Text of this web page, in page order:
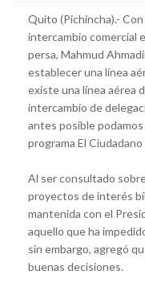
Quito (Pichincha).-
intercambio comercial
persa, Mahmud
establecer una línea
existe una línea aérea
intercambio de
antes posible
programa El Ciudadano
Al ser consultado
proyectos de interés
mantenida con el
aquello que ha
sin embargo, agregó
buenas decisiones.